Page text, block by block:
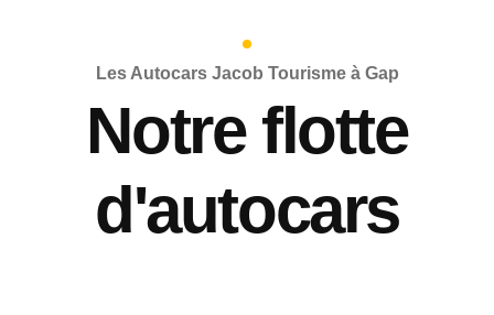
Les Autocars Jacob Tourisme à Gap
Notre flotte
d'autocars